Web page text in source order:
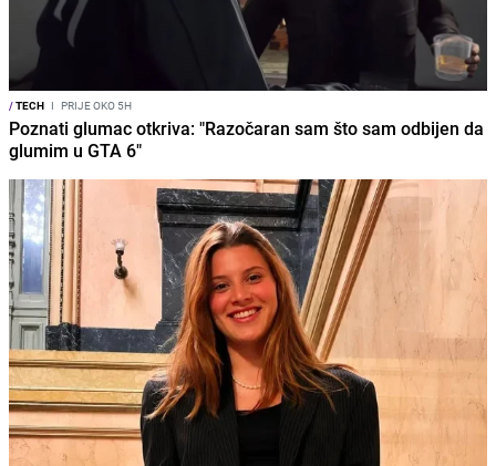
/TECH I PRIJE OKO 5H
Poznati glumac otkriva: "Razočaran sam što sam odbijen da
glumim u GTA 6"